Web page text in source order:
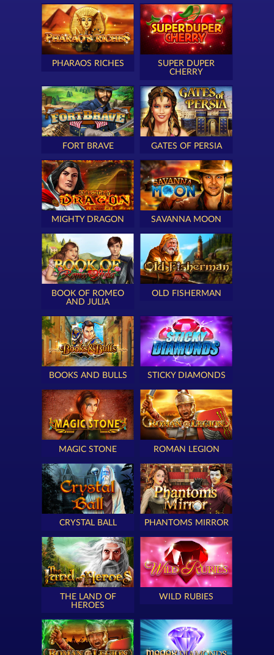
PHARAOS RICHES
SUPER DUPER
CHERRY
FORT BRAVE GATES OF PERSIA
MIGHTY DRAGON SAVANNA MOON
BOOK OF ROMEO
AND JULIA
OLD FISHERMAN
BOOKS AND BULLS STICKY DIAMONDS
MAGIC STONE ROMAN LEGION
CRYSTAL BALL PHANTOMS MIRROR
THE LAND OF
HEROES
WILD RUBIES